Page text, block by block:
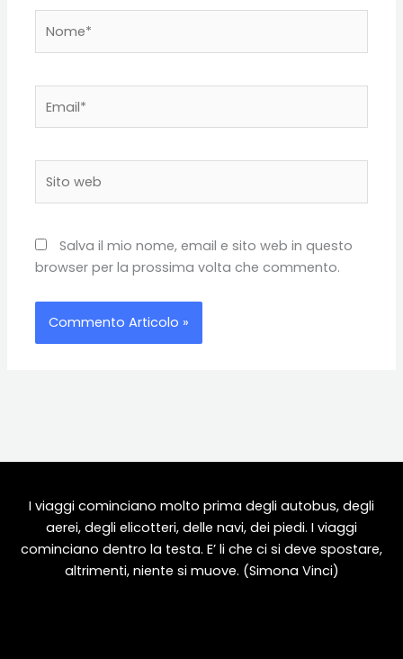
web
Salva il mio nome, email e sito web in questo
browser per la prossima volta che commento.
I viaggi cominciano molto prima degli autobus, degli
aerei, degli elicotteri, delle navi, dei piedi. I viaggi
cominciano dentro la testa. E’ li che ci si deve spostare,
altrimenti, niente si muove. (Simona Vinci)